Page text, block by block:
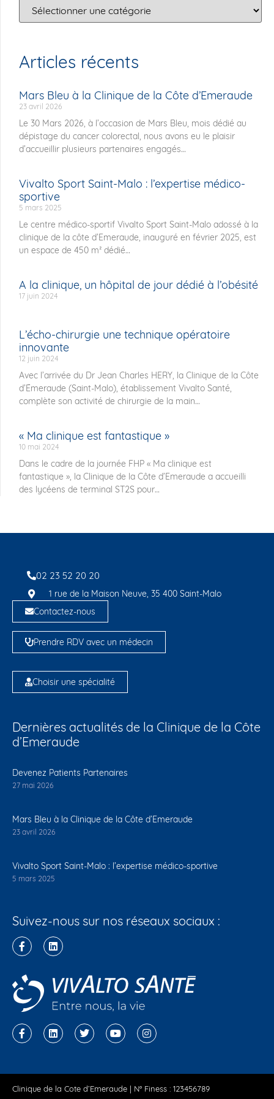
Articles récents
Mars Bleu à la Clinique de la Côte d’Emeraude
23 avril 2026
Le 30 Mars 2026, à l’occasion de Mars Bleu, mois dédié au
dépistage du cancer colorectal, nous avons eu le plaisir
d’accueillir plusieurs partenaires engagés
Vivalto Sport Saint-Malo : l’expertise médico-
sportive
5 mars 2025
Le centre médico-sportif Vivalto Sport Saint-Malo adossé à la
clinique de la côte d’Emeraude, inauguré en février 2025, est
un espace de 450 m² dédié
A la clinique, un hôpital de jour dédié à l’obésité
17 juin 2024
L’écho-chirurgie une technique opératoire
innovante
12 juin 2024
Avec l’arrivée du Dr Jean Charles HERY, la Clinique de la Côte
d’Émeraude (Saint-Malo), établissement Vivalto Santé,
complète son activité de chirurgie de la main
« Ma clinique est fantastique »
10 mai 2024
Dans le cadre de la journée FHP « Ma clinique est
fantastique », la Clinique de la Côte d’Emeraude a accueilli
des lycéens de terminal ST2S pour
02 23 52 20 20
1 rue de la Maison Neuve, 35 400 Saint-Malo
Contactez-nous
Prendre RDV avec un médecin
Choisir une spécialité
Dernières actualités de la Clinique de la Côte
d’Emeraude
Devenez Patients Partenaires
27 mai 2026
Mars Bleu à la Clinique de la Côte d’Emeraude
23 avril 2026
Vivalto Sport Saint-Malo : l’expertise médico-sportive
5 mars 2025
Suivez-nous sur nos réseaux sociaux :
Clinique de la Cote d’Emeraude | N° Finess : 123456789